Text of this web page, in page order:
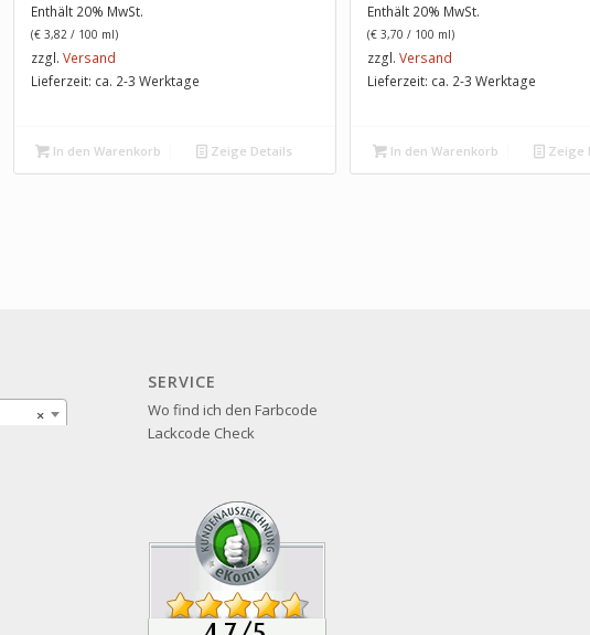
Enthält 20% MwSt.
(€3,82 / 100 ml)
zzgl. Versand
Lieferzeit: ca. 2-3 Werktage
In den Warenkorb Zeige Details
Enthält 20% MwSt.
(€ 3,70 / 100 ml)
zzgl.Versand
Lieferzeit: ca. 2-3 Werktage
In den Warenkorb Zeige
×
SERVICE
Wo find ich den Farbcode
Lackcode Check